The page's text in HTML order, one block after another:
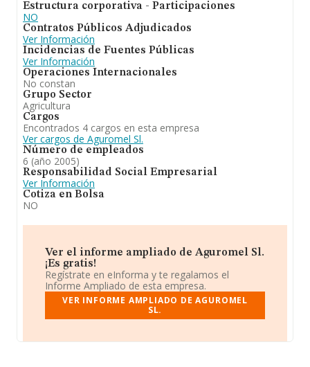
Estructura corporativa - Participaciones
NO
Contratos Públicos Adjudicados
Ver Información
Incidencias de Fuentes Públicas
Ver Información
Operaciones Internacionales
No constan
Grupo Sector
Agricultura
Cargos
Encontrados 4 cargos en esta empresa
Ver cargos de Aguromel Sl.
Número de empleados
6 (año 2005)
Responsabilidad Social Empresarial
Ver Información
Cotiza en Bolsa
NO
Ver el informe ampliado de Aguromel Sl.
¡Es gratis!
Regístrate en eInforma y te regalamos el
Informe Ampliado de esta empresa.
VER INFORME AMPLIADO DE AGUROMEL
SL.